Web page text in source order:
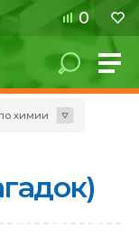
0
химии